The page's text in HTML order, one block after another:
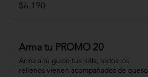
$6.190
Arma tu PROMO 20
Arma a tu gusto tus rolls, todos los
rellenos vienen acompañados de queso